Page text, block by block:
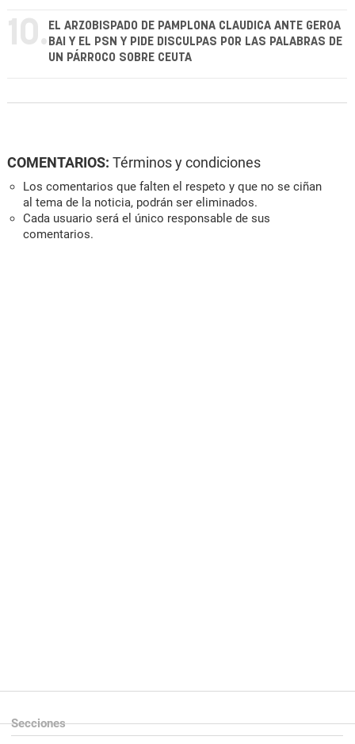
10. EL ARZOBISPADO DE PAMPLONA CLAUDICA ANTE GEROA
BAI Y EL PSN Y PIDE DISCULPAS POR LAS PALABRAS DE
UN PÁRROCO SOBRE CEUTA
COMENTARIOS: Términos y condiciones
Los comentarios que falten el respeto y que no se ciñan
al tema de la noticia, podrán ser eliminados.
Cada usuario será el único responsable de sus
comentarios.
Secciones